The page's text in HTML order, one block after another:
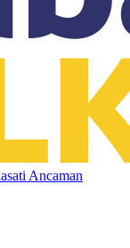
Ancaman